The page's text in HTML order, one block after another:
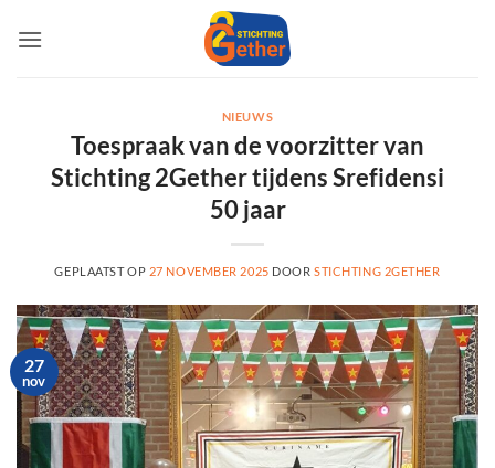
naar
NIEUWS
Toespraak van de voorzitter van
Stichting 2Gether tijdens Srefidensi
50 jaar
GEPLAATST OP 27 NOVEMBER 2025 DOORSTICHTING 2GETHER
27
nov